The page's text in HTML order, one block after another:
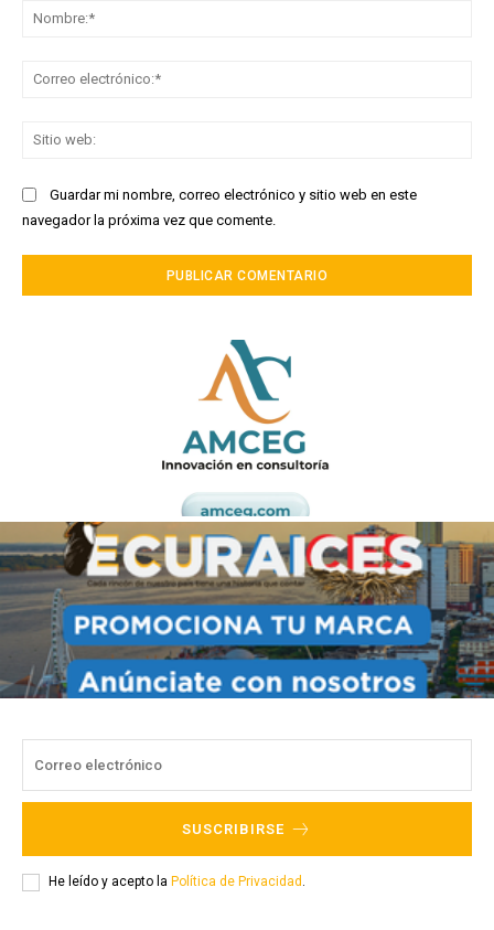
Guardar mi nombre, correo electrónico y sitio web en este
navegador la próxima vez que comente.
SUSCRIBIRSE
He leído y acepto la Política de Privacidad .